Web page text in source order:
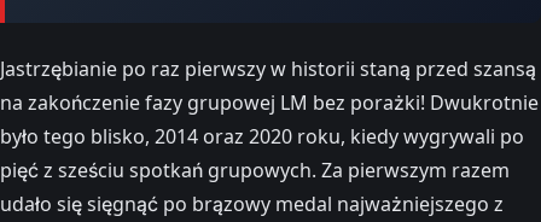
Jastrzębianie po raz pierwszy w historii staną przed szansą
na zakończenie fazy grupowej LM bez porażki! Dwukrotnie
było tego blisko, 2014 oraz 2020 roku, kiedy wygrywali po
pięć z sześciu spotkań grupowych. Za pierwszym razem
udało się sięgnąć po brązowy medal najważniejszego z